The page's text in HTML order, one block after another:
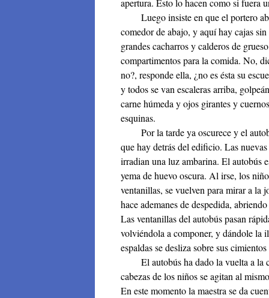
apertura. Esto lo hacen como si fuera
Luego insiste en que el portero
comedor de abajo, y aquí hay cajas
grandes cacharros y calderos de
compartimentos para la comida. No,
no?, responde ella, ¿no es ésta su
y todos se van escaleras arriba,
carne húmeda y ojos girantes y
esquinas.
Por la tarde ya oscurece y el
que hay detrás del edificio. Las
irradian una luz ambarina. El autobús
yema de huevo oscura. Al irse, los
ventanillas, se vuelven para mirar a la
hace ademanes de despedida,
Las ventanillas del autobús pasan
volviéndola a componer, y dándole la
espaldas se desliza sobre sus
El autobús ha dado la vuelta a la
cabezas de los niños se agitan al
En este momento la maestra se da